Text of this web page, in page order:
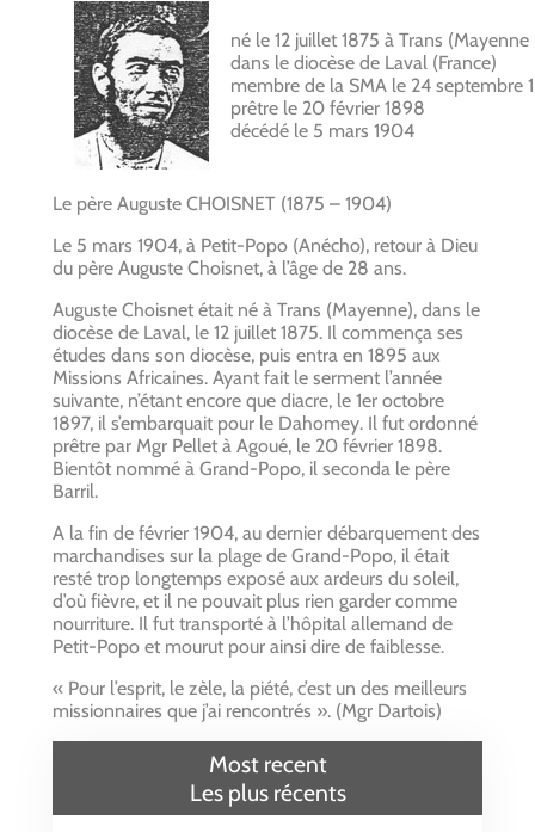
né le 12 juillet 1875 à Trans (Mayenne
dans le diocèse de Laval (France)
membre de la SMA le 24 septembre
prêtre le 20 février 1898
décédé le 5 mars 1904
Le père Auguste CHOISNET (1875 – 1904)
Le 5 mars 1904, à Petit-Popo (Anécho), retour à Dieu
du père Auguste Choisnet, à l’âge de 28 ans.
Auguste Choisnet était né à Trans (Mayenne), dans le
diocèse de Laval, le 12 juillet 1875. Il commença ses
études dans son diocèse, puis entra en 1895 aux
Missions Africaines. Ayant fait le serment l’année
suivante, n’étant encore que diacre, le 1er octobre
1897, il s’embarquait pour le Dahomey. Il fut ordonné
prêtre par Mgr Pellet à Agoué, le 20 février 1898.
Bientôt nommé à Grand-Popo, il seconda le père
Barril.
A la fin de février 1904, au dernier débarquement des
marchandises sur la plage de Grand-Popo, il était
resté trop longtemps exposé aux ardeurs du soleil,
d’où fièvre, et il ne pouvait plus rien garder comme
nourriture. Il fut transporté à l’hôpital allemand de
Petit-Popo et mourut pour ainsi dire de faiblesse.
« Pour l’esprit, le zèle, la piété, c’est un des meilleurs
missionnaires que j’ai rencontrés ». (Mgr Dartois)
Most recent
Les plus récents